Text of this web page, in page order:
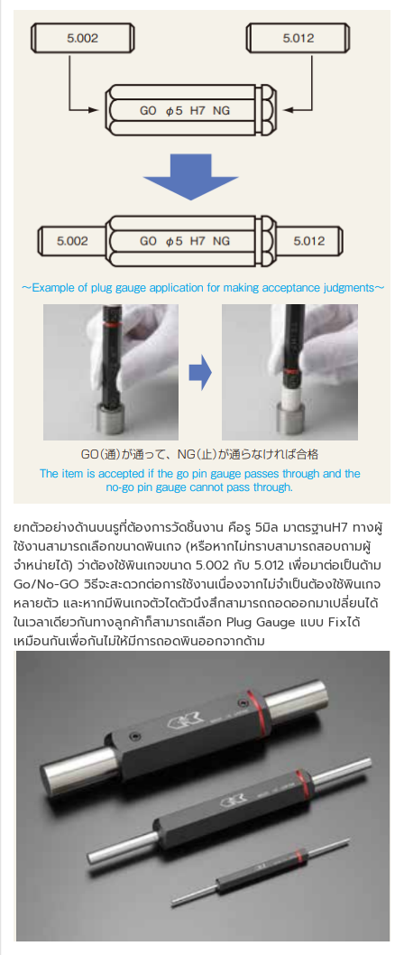
ยกตัวอย่างด้านบนรูที่ต้องการวัดชิ้นงาน คือรู 5มิล มาตรฐานH7 ทางผู้
ใช้งานสามารถเลือกขนาดพินเกจ (หรือหากไม่ทราบสามารถสอบถามผู้
จำหน่ายได้) ว่าต้องใช้พินเกจขนาด 5.002 กับ 5.012 เพื่อมาต่อเป็นด้าม
Go/No-GO วิธีจะสะดวกต่อการใช้งานเนื่องจากไม่จำเป็นต้องใช้พินเกจ
หลายตัว และหากมีพินเกจตัวไดตัวนึงสึกสามารถถอดออกมาเปลี่ยนได้
ในเวลาเดียวกันทางลูกค้าก็สามารถเลือก Plug Gauge แบบ Fixได้
เหมือนกันเพื่อกันไม่ให้มีการถอดพินออกจากด้าม